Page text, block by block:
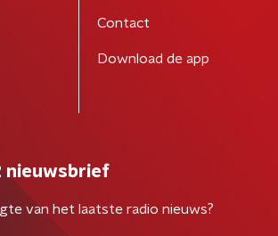
Contact
Download de app
nieuwsbrief
van het laatste radio nieuws?